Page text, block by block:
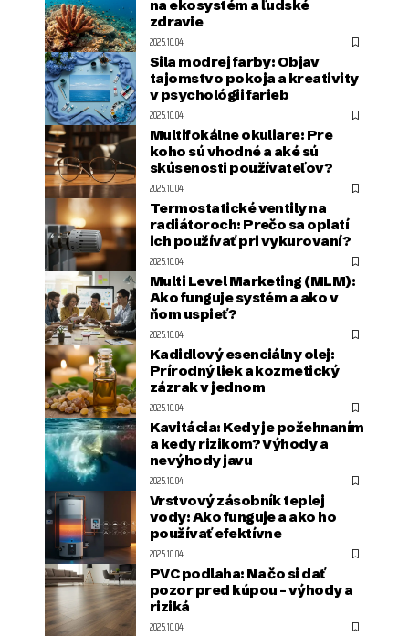
na ekosystém a ľudské
zdravie
2025.10.04.
Sila modrej farby: Objav
tajomstvo pokoja a kreativity
v psychológii farieb
2025.10.04.
Multifokálne okuliare: Pre
koho sú vhodné a aké sú
skúsenosti používateľov?
2025.10.04.
Termostatické ventily na
radiátoroch: Prečo sa oplatí
ich používať pri vykurovaní?
2025.10.04.
Multi Level Marketing (MLM):
Ako funguje systém a ako v
ňom uspieť?
2025.10.04.
Kadidlový esenciálny olej:
Prírodný liek a kozmetický
zázrak v jednom
2025.10.04.
Kavitácia: Kedy je požehnaním
a kedy rizikom? Výhody a
nevýhody javu
2025.10.04.
Vrstvový zásobník teplej
vody: Ako funguje a ako ho
používať efektívne
2025.10.04.
PVC podlaha: Na čo si dať
pozor pred kúpou – výhody a
riziká
2025.10.04.